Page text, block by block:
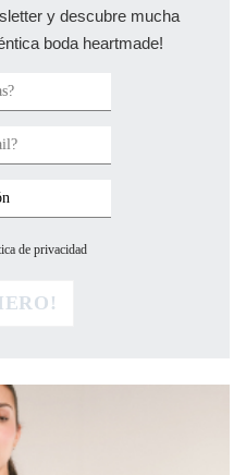
y descubre mucha
boda heartmade!
de privacidad